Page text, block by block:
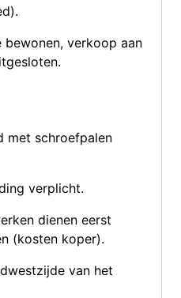
verkoop aan
met schroefpalen
verplicht.
dienen eerst
(kosten koper).
van het